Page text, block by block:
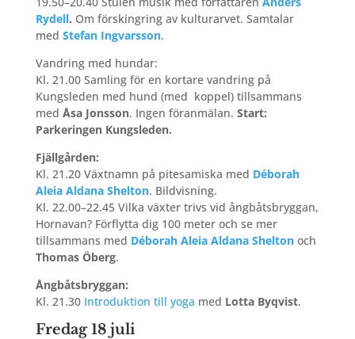
Rydell. Om förskingring av kulturarvet. Samtalar
med Stefan Ingvarsson.
Vandring med hundar:
Kl. 21.00 Samling för en kortare vandring på
Kungsleden med hund (med koppel) tillsammans
med Åsa Jonsson. Ingen föranmälan. Start:
Parkeringen Kungsleden.
Fjällgården:
Kl. 21.20 Växtnamn på pitesamiska med Déborah
Aleia Aldana Shelton. Bildvisning.
Kl. 22.00–22.45 Vilka växter trivs vid ångbåtsbryggan,
Hornavan? Förflytta dig 100 meter och se mer
tillsammans med Déborah Aleia Aldana Sheltonoch
Thomas Öberg.
Ångbåtsbryggan:
Kl. 21.30Introduktion till yoga med Lotta Byqvist.
Fredag 18 juli